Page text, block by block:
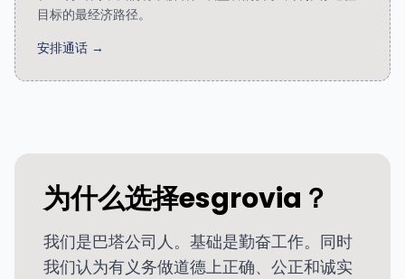
目标的最经济路径。
安排通话 →
为什么选择esgrovia？
我们是巴塔公司人。基础是勤奋工作。同时
我们认为有义务做道德上正确、公正和诚实